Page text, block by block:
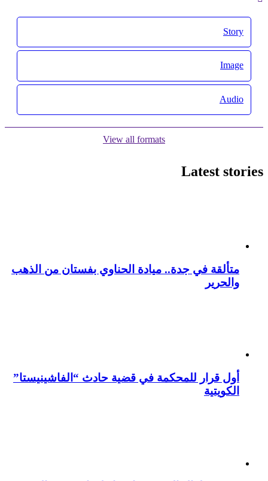
Story
Image
Audio
View all formats
Latest stories
متألقة في جدة.. ميادة الحناوي بفستان من الذهب
والحرير
أول قرار للمحكمة في قضية حادث “الفاشينيستا”
الكويتية